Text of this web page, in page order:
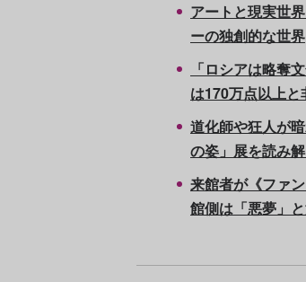
アートと現実世
ーの独創的な世界
「ロシアは略奪
は170万点以上と
道化師や狂人が
の姿」展を読み解
来館者が《ファ
館側は「悪夢」